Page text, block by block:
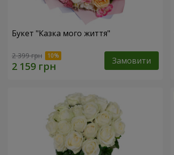
Букет "Казка мого життя"
2 399 грн Замовити